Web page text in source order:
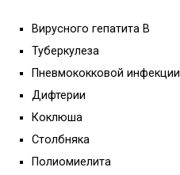
Вирусного гепатита В
Туберкулеза
Пневмококковой инфекции
Дифтерии
Коклюша
Столбняка
Полиомиелита